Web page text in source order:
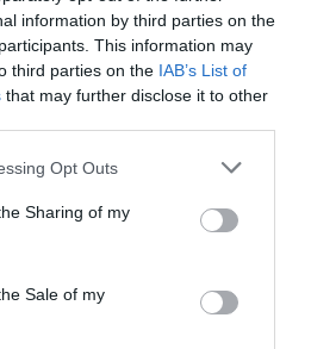
information by third parties on the
This information may
third parties on the IAB’s List of
that may further disclose it to other
Opt Outs
Sharing of my
Sale of my
ειδήσεις
νέαγια την Τέχνη και τον
ΕΘΝΙΚΟ ΘΕΑΤΡΟ